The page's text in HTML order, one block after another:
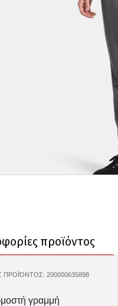
προϊόντος
ΠΡΟΪΌΝΤΟΣ: 200000635898
γραμμή